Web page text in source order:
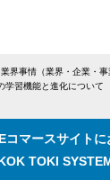
業界事情（業界・企業・事
学習機能と進化につい
コマースサイト
TOKI